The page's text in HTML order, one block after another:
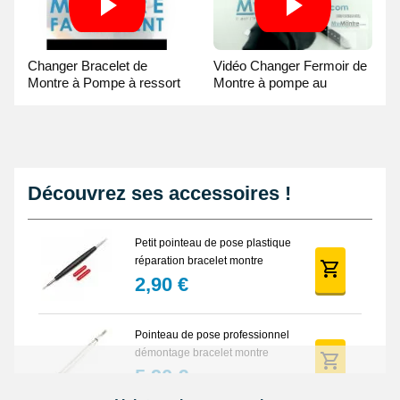
Changer Bracelet de
Montre à Pompe à ressort
Vidéo Changer Fermoir de
Montre à pompe au
Découvrez ses accessoires !
Petit pointeau de pose plastique
réparation bracelet montre
2,90 €
Pointeau de pose professionnel
démontage bracelet montre
5,90 €